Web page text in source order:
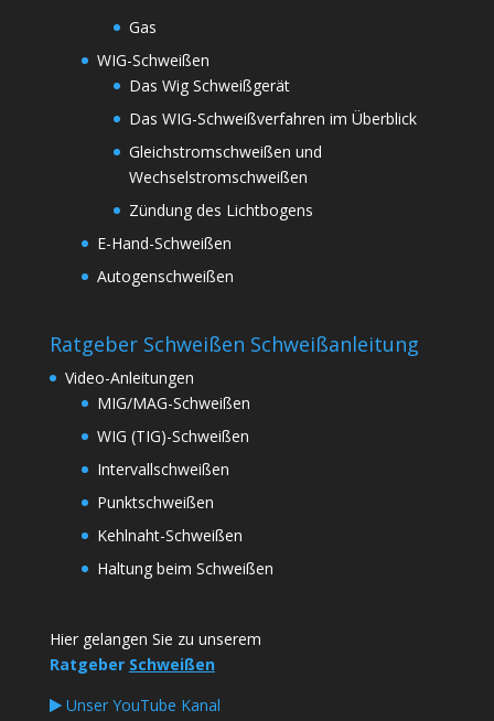
Gas
WIG-Schweißen
Das Wig Schweißgerät
Das WIG-Schweißverfahren im Überblick
Gleichstromschweißen und
Wechselstromschweißen
Zündung des Lichtbogens
E-Hand-Schweißen
Autogenschweißen
Ratgeber Schweißen Schweißanleitung
Video-Anleitungen
MIG/MAG-Schweißen
WIG (TIG)-Schweißen
Intervallschweißen
Punktschweißen
Kehlnaht-Schweißen
Haltung beim Schweißen
Hier gelangen Sie zu unserem
Ratgeber Schweißen
Unser YouTube Kanal